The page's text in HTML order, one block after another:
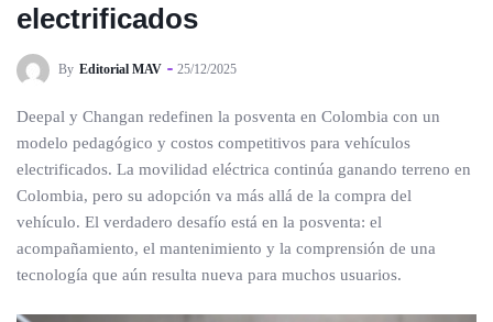
electrificados
By Editorial MAV 25/12/2025
Deepal y Changan redefinen la posventa en Colombia con un
modelo pedagógico y costos competitivos para vehículos
electrificados. La movilidad eléctrica continúa ganando terreno en
Colombia, pero su adopción va más allá de la compra del
vehículo. El verdadero desafío está en la posventa: el
acompañamiento, el mantenimiento y la comprensión de una
tecnología que aún resulta nueva para muchos usuarios.